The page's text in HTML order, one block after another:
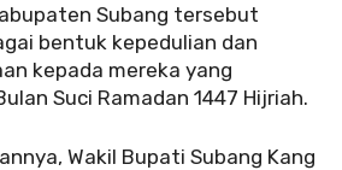
Subang tersebut
bentuk kepedulian dan
kepada mereka yang
Suci Ramadan 1447 Hijriah.
Wakil Bupati Subang Kang